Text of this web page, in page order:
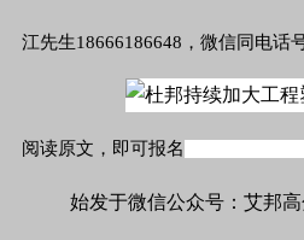
江先生18666186648，微信同电话
阅读原文，即可报名
始发于微信公众号：艾邦